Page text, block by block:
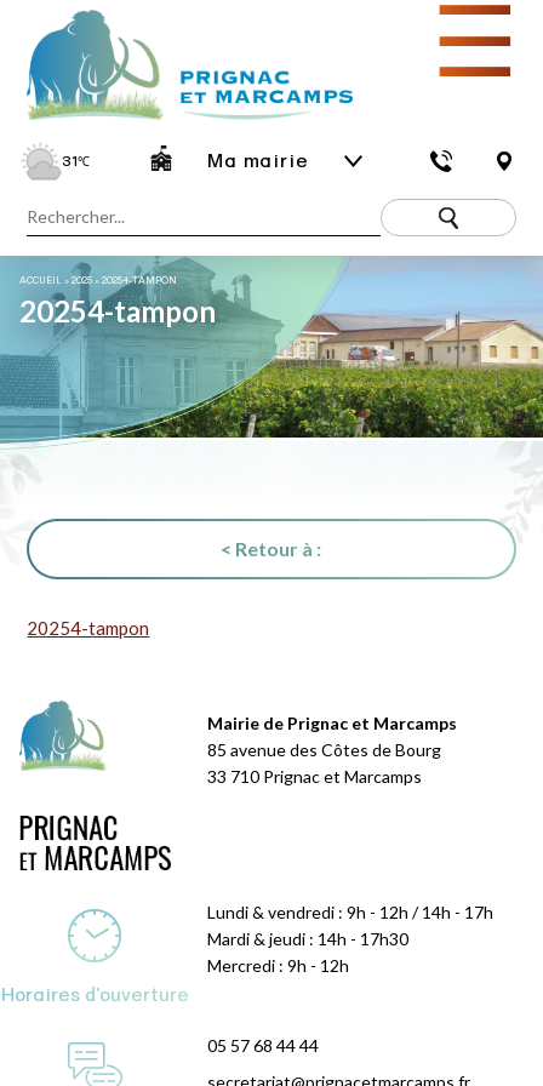
31℃ Ma mairie
☰
ACCUEIL »2025 »20254-TAMPON
20254-tampon
< Retour à :
20254-tampon
Mairie de Prignac et Marcamps
85 avenue des Côtes de Bourg
33 710 Prignac et Marcamps
Horaires d'ouverture
Lundi & vendredi : 9h - 12h / 14h - 17h
Mardi & jeudi : 14h - 17h30
Mercredi : 9h - 12h
05 57 68 44 44